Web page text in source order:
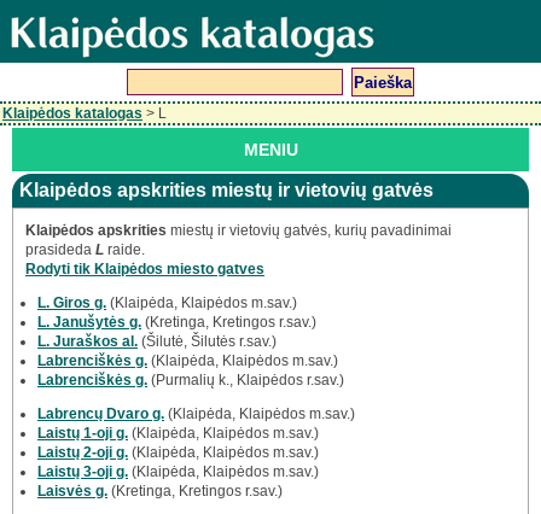
Klaipėdos katalogas > L
MENIU
Klaipėdos apskrities miestų ir vietovių gatvės
Klaipėdos apskrities miestų ir vietovių gatvės, kurių pavadinimai
prasideda L raide.
Rodyti tik Klaipėdos miesto gatves
L. Giros g. (Klaipėda, Klaipėdos m.sav.)
L. Janušytės g. (Kretinga, Kretingos r.sav.)
L. Juraškos al. (Šilutė, Šilutės r.sav.)
Labrenciškės g. (Klaipėda, Klaipėdos m.sav.)
Labrenciškės g. (Purmalių k., Klaipėdos r.sav.)
Labrencų Dvaro g. (Klaipėda, Klaipėdos m.sav.)
Laistų 1-oji g. (Klaipėda, Klaipėdos m.sav.)
Laistų 2-oji g. (Klaipėda, Klaipėdos m.sav.)
Laistų 3-oji g. (Klaipėda, Klaipėdos m.sav.)
Laisvės g. (Kretinga, Kretingos r.sav.)